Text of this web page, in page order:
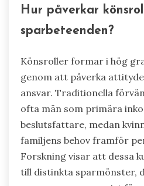
Hur påverkar
sparbeteenden?
Könsroller formar i hög
genom att påverka
ansvar. Traditionella
ofta män som primära
beslutsfattare, medan
familjens behov framför
Forskning visar att dessa
till distinkta sparmönster,